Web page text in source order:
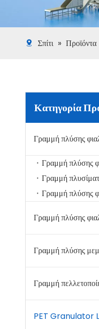
Σπίτι » Προϊόντα
Κατηγορία
Γραμμή πλύσης
Γραμμή πλύσης
Γραμμή
PET Granulator